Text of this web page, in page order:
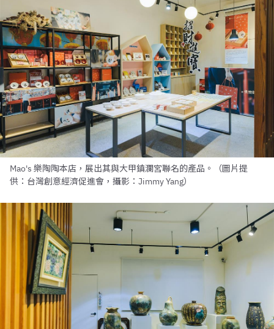
Mao's 樂陶陶本店，展出其與大甲鎮瀾宮聯名的產品。（圖片提
供：台灣創意經濟促進會，攝影：Jimmy Yang）